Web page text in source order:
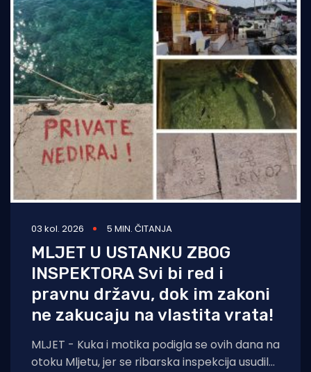
03 kol. 2026 5 MIN. ČITANJA
MLJET U USTANKU ZBOG
INSPEKTORA Svi bi red i
pravnu državu, dok im zakoni
ne zakucaju na vlastita vrata!
MLJET - Kuka i motika podigla se ovih dana na
otoku Mljetu, jer se ribarska inspekcija usudila